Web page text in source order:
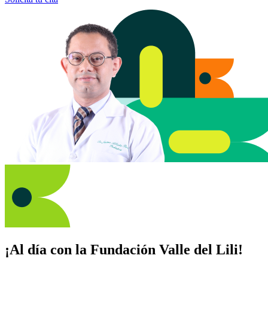
¡Al día con la Fundación Valle del Lili!